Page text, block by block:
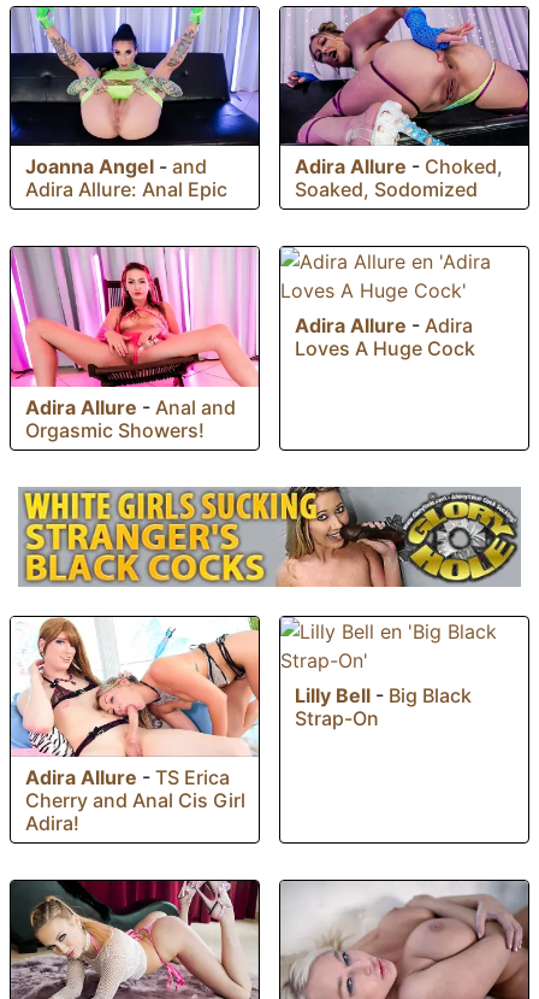
Joanna Angel - and
Adira Allure: Anal Epic
Adira Allure - Choked,
Soaked, Sodomized
Adira Allure - Anal and
Orgasmic Showers!
Adira Allure - Adira
Loves A Huge Cock
Adira Allure - TS Erica
Cherry and Anal Cis Girl
Adira!
Lilly Bell - Big Black
Strap-On